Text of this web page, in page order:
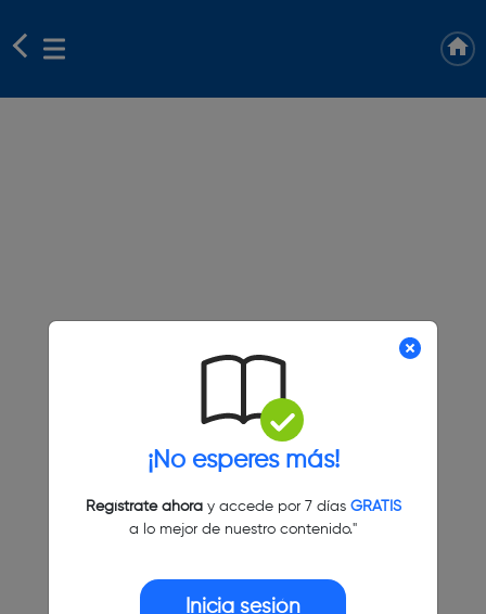
¡No esperes más!
Regístrate ahoray accede por 7 días GRATIS
a lo mejor de nuestro contenido."
Inicia sesión